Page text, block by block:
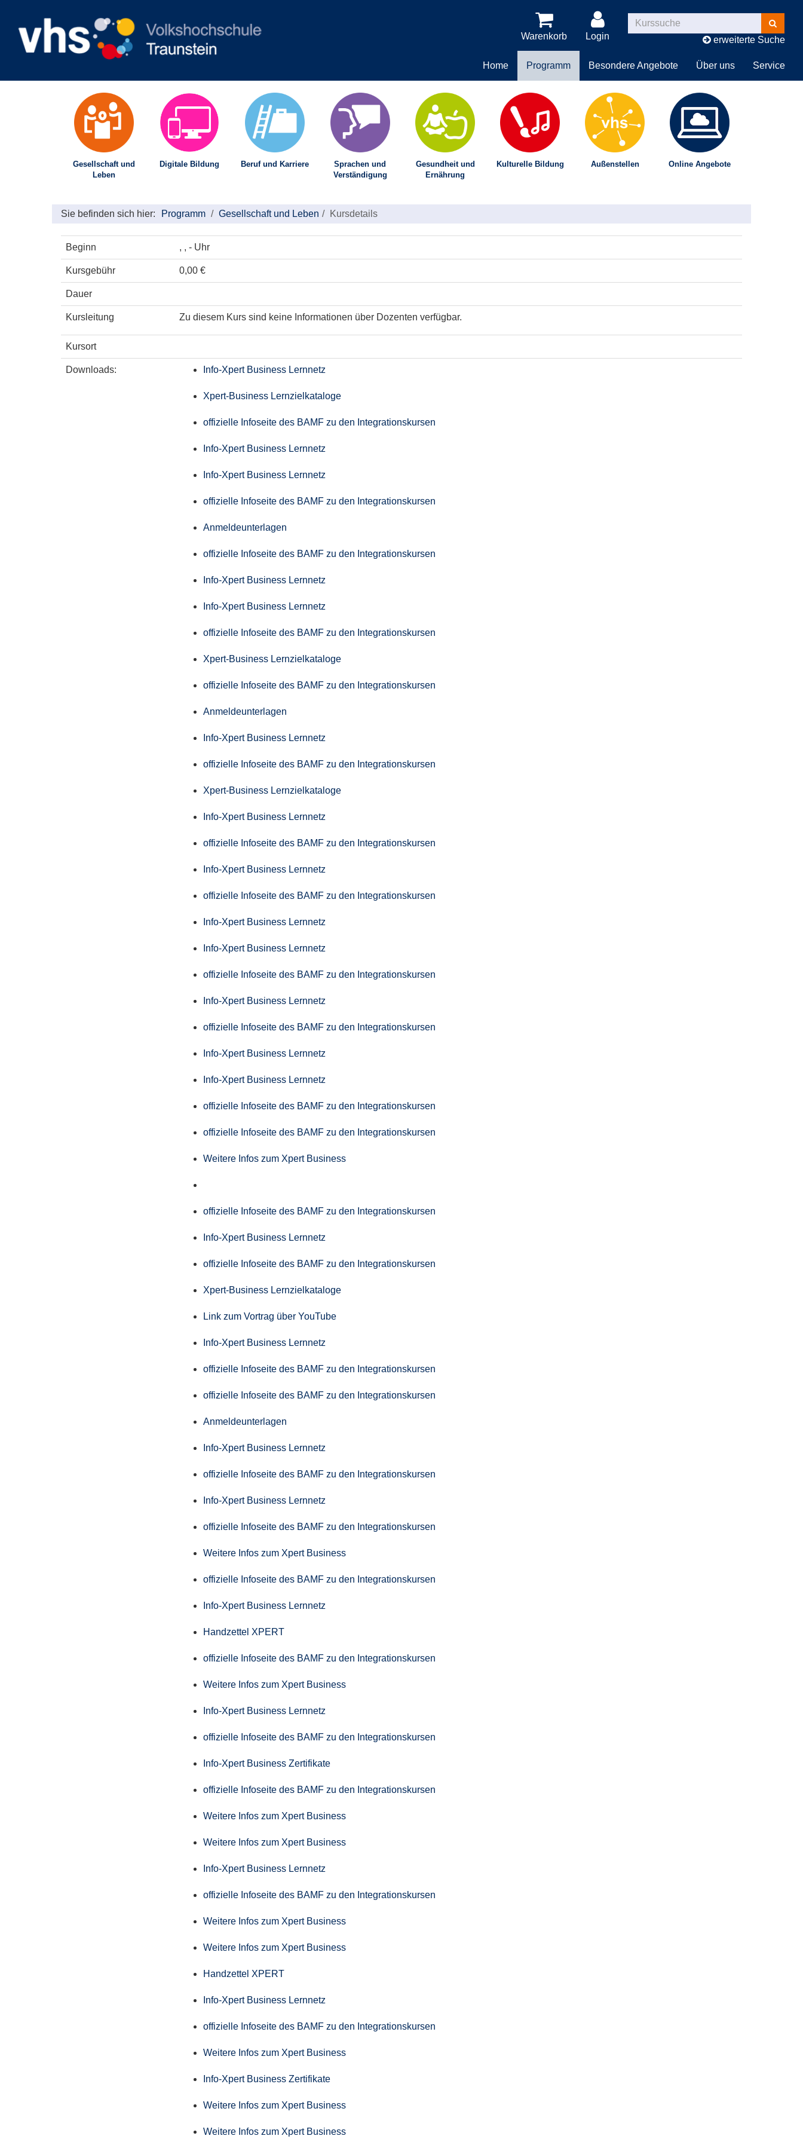
Warenkorb Login
Kurse
suchen
erweiterte Suche
Home Programm Besondere Angebote Über uns Service
Gesellschaft und
Leben
Digitale Bildung Beruf und Karriere
Sprachen und
Verständigung
Gesundheit und
Ernährung
Kulturelle Bildung Außenstellen Online Angebote
Sie befinden sich hier: Programm Gesellschaft und Leben Kursdetails
Beginn , , - Uhr
Kursgebühr 0,00 €
Dauer
Kursleitung Zu diesem Kurs sind keine Informationen über Dozenten verfügbar.
Kursort
Downloads: Info-Xpert Business Lernnetz
Xpert-Business Lernzielkataloge
offizielle Infoseite des BAMF zu den Integrationskursen
Info-Xpert Business Lernnetz
Info-Xpert Business Lernnetz
offizielle Infoseite des BAMF zu den Integrationskursen
Anmeldeunterlagen
offizielle Infoseite des BAMF zu den Integrationskursen
Info-Xpert Business Lernnetz
Info-Xpert Business Lernnetz
offizielle Infoseite des BAMF zu den Integrationskursen
Xpert-Business Lernzielkataloge
offizielle Infoseite des BAMF zu den Integrationskursen
Anmeldeunterlagen
Info-Xpert Business Lernnetz
offizielle Infoseite des BAMF zu den Integrationskursen
Xpert-Business Lernzielkataloge
Info-Xpert Business Lernnetz
offizielle Infoseite des BAMF zu den Integrationskursen
Info-Xpert Business Lernnetz
offizielle Infoseite des BAMF zu den Integrationskursen
Info-Xpert Business Lernnetz
Info-Xpert Business Lernnetz
offizielle Infoseite des BAMF zu den Integrationskursen
Info-Xpert Business Lernnetz
offizielle Infoseite des BAMF zu den Integrationskursen
Info-Xpert Business Lernnetz
Info-Xpert Business Lernnetz
offizielle Infoseite des BAMF zu den Integrationskursen
offizielle Infoseite des BAMF zu den Integrationskursen
Weitere Infos zum Xpert Business
offizielle Infoseite des BAMF zu den Integrationskursen
Info-Xpert Business Lernnetz
offizielle Infoseite des BAMF zu den Integrationskursen
Xpert-Business Lernzielkataloge
Link zum Vortrag über YouTube
Info-Xpert Business Lernnetz
offizielle Infoseite des BAMF zu den Integrationskursen
offizielle Infoseite des BAMF zu den Integrationskursen
Anmeldeunterlagen
Info-Xpert Business Lernnetz
offizielle Infoseite des BAMF zu den Integrationskursen
Info-Xpert Business Lernnetz
offizielle Infoseite des BAMF zu den Integrationskursen
Weitere Infos zum Xpert Business
offizielle Infoseite des BAMF zu den Integrationskursen
Info-Xpert Business Lernnetz
Handzettel XPERT
offizielle Infoseite des BAMF zu den Integrationskursen
Weitere Infos zum Xpert Business
Info-Xpert Business Lernnetz
offizielle Infoseite des BAMF zu den Integrationskursen
Info-Xpert Business Zertifikate
offizielle Infoseite des BAMF zu den Integrationskursen
Weitere Infos zum Xpert Business
Weitere Infos zum Xpert Business
Info-Xpert Business Lernnetz
offizielle Infoseite des BAMF zu den Integrationskursen
Weitere Infos zum Xpert Business
Weitere Infos zum Xpert Business
Handzettel XPERT
Info-Xpert Business Lernnetz
offizielle Infoseite des BAMF zu den Integrationskursen
Weitere Infos zum Xpert Business
Info-Xpert Business Zertifikate
Weitere Infos zum Xpert Business
Weitere Infos zum Xpert Business